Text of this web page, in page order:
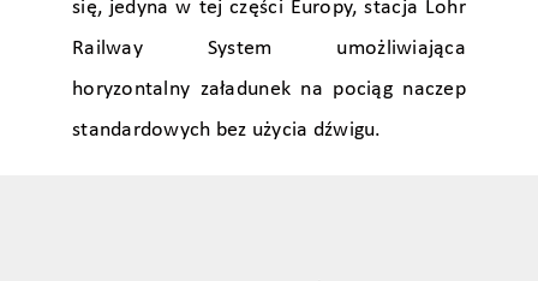
się, jedyna w tej części Europy, stacja Lohr
Railway System umożliwiająca
horyzontalny załadunek na pociąg naczep
standardowych bez użycia dźwigu.